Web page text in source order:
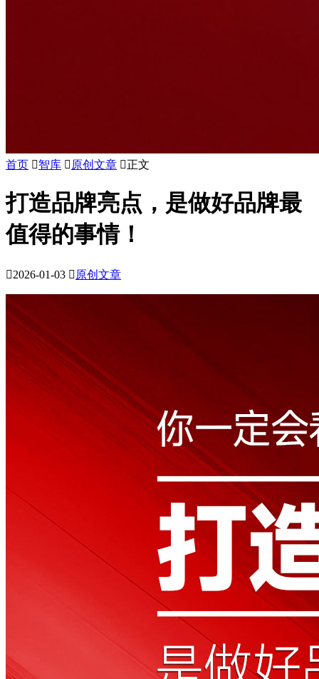
首页 智库  原创文章 正文
打造品牌亮点，是做好品牌最
值得的事情！
2026-01-03  原创文章